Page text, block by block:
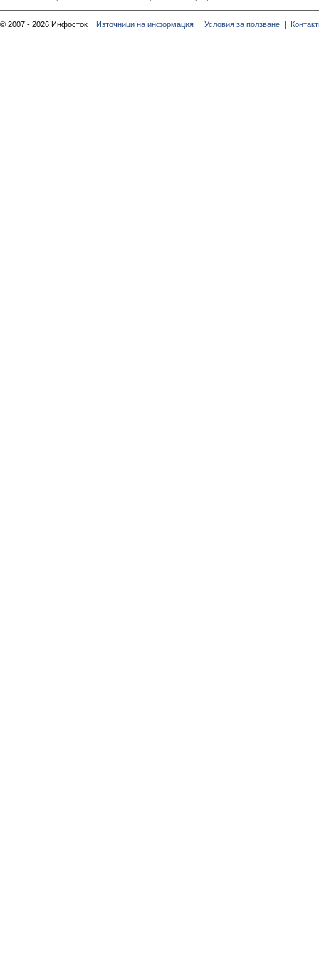
© 2007 - 2026 Инфосток Източници на информация | Условия за ползване |